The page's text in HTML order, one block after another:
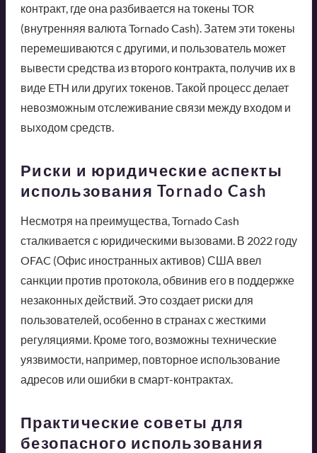
контракт, где она разбивается на токены TOR
(внутренняя валюта Tornado Cash). Затем эти токены
перемешиваются с другими, и пользователь может
вывести средства из второго контракта, получив их в
виде ETH или других токенов. Такой процесс делает
невозможным отслеживание связи между входом и
выходом средств.
Риски и юридические аспекты
использования Tornado Cash
Несмотря на преимущества, Tornado Cash
сталкивается с юридическими вызовами. В 2022 году
OFAC (Офис иностранных активов) США ввел
санкции против протокола, обвинив его в поддержке
незаконных действий. Это создает риски для
пользователей, особенно в странах с жесткими
регуляциями. Кроме того, возможны технические
уязвимости, например, повторное использование
адресов или ошибки в смарт-контрактах.
Практические советы для
безопасного использования